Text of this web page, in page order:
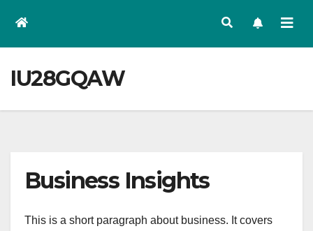
IU28GQAW
Business Insights
This is a short paragraph about business. It covers